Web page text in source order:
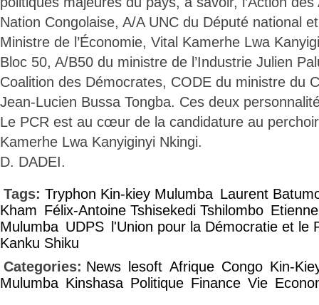
Nation Congolaise, A/A UNC du Député national
Ministre de l’Économie, Vital Kamerhe Lwa
Bloc 50, A/B50 du ministre de l’Industrie Julien
Coalition des Démocrates, CODE du ministre du
Jean-Lucien Bussa Tongba. Ces deux
Le PCR est au cœur de la candidature au
Kamerhe Lwa Kanyiginyi Nkingi.
D. DADEI.
Tags: Tryphon Kin-kiey Mulumba Laurent
Kham Félix-Antoine Tshisekedi Tshilombo
Mulumba UDPS
l'Union pour la Démocratie et le
Kanku Shiku
Categories: News lesoft Afrique Congo Kin-
Mulumba Kinshasa Politique Finance Vie